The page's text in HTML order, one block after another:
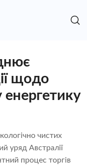
щодо
енергетику
чистих
уряд Австралії
процес торгів